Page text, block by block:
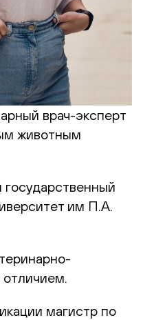
врач-эксперт
животным
им П.А.
отличием.
магистр по